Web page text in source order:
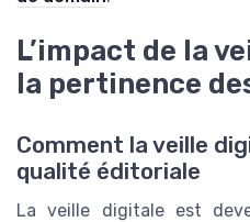
L’impact de la
la pertinence
Comment la veille
qualité éditoriale
La veille digitale est